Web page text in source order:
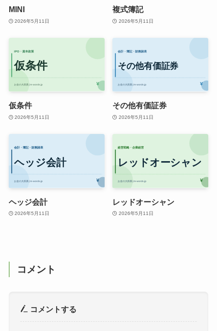
MINI
2026年5月11日
複式簿記
2026年5月11日
仮条件
2026年5月11日
その他有価証券
2026年5月11日
ヘッジ会計
2026年5月11日
レッドオーシャン
2026年5月11日
コメント
コメントする